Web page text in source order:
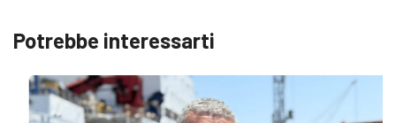
Potrebbe interessarti